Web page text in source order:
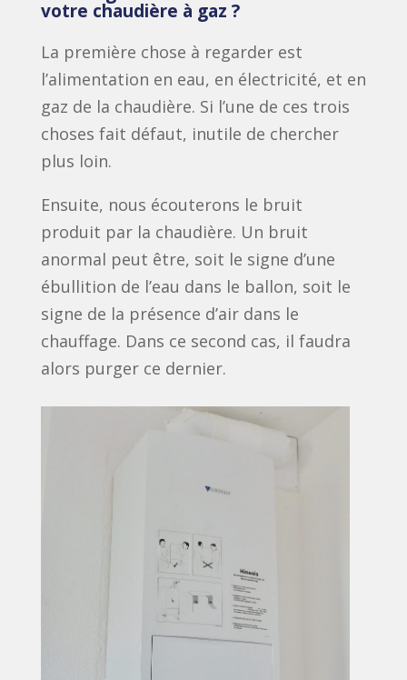
votre chaudière à gaz ?
La première chose à regarder est
l’alimentation en eau, en électricité, et en
gaz de la chaudière. Si l’une de ces trois
choses fait défaut, inutile de chercher
plus loin.
Ensuite, nous écouterons le bruit
produit par la chaudière. Un bruit
anormal peut être, soit le signe d’une
ébullition de l’eau dans le ballon, soit le
signe de la présence d’air dans le
chauffage. Dans ce second cas, il faudra
alors purger ce dernier.